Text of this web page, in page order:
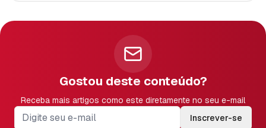
Gostou deste conteúdo?
Receba mais artigos como este diretamente no seu e-mail
Inscrever-se